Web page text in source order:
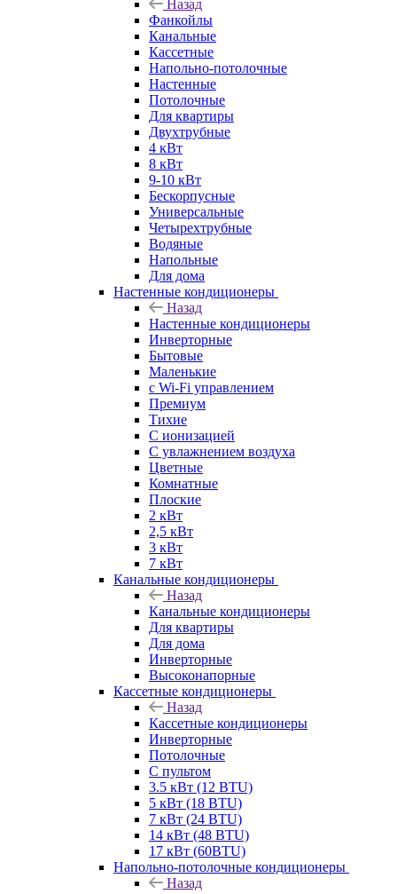
Назад
Фанкойлы
Канальные
Кассетные
Напольно-потолочные
Настенные
Потолочные
Для квартиры
Двухтрубные
4 кВт
8 кВт
9-10 кВт
Бескорпусные
Универсальные
Четырехтрубные
Водяные
Напольные
Для дома
Настенные кондиционеры
Назад
Настенные кондиционеры
Инверторные
Бытовые
Маленькие
с Wi-Fi управлением
Премиум
Тихие
С ионизацией
С увлажнением воздуха
Цветные
Комнатные
Плоские
2 кВт
2,5 кВт
3 кВт
7 кВт
Канальные кондиционеры
Назад
Канальные кондиционеры
Для квартиры
Для дома
Инверторные
Высоконапорные
Кассетные кондиционеры
Назад
Кассетные кондиционеры
Инверторные
Потолочные
С пультом
3.5 кВт (12 BTU)
5 кВт (18 BTU)
7 кВт (24 BTU)
14 кВт (48 BTU)
17 кВт (60BTU)
Напольно-потолочные кондиционеры
Назад